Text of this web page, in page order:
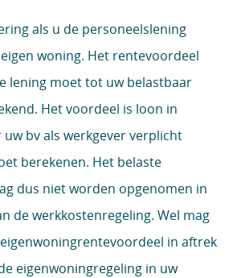
als u de personeelslening
woning. Het rentevoordeel
lening moet tot uw belastbaar
Het voordeel is loon in
bv als werkgever verplicht
berekenen. Het belaste
dus niet worden opgenomen in
de werkkostenregeling. Wel mag
in aftrek
eigenwoningregeling in uw